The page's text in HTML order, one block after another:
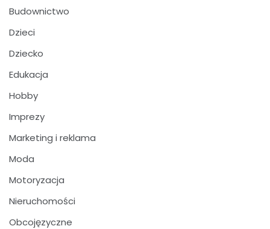
Budownictwo
Dzieci
Dziecko
Edukacja
Hobby
Imprezy
Marketing i reklama
Moda
Motoryzacja
Nieruchomości
Obcojęzyczne